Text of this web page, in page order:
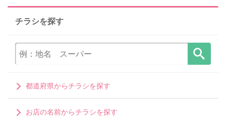
チラシを探す
都道府県からチラシを探す
お店の名前からチラシを探す